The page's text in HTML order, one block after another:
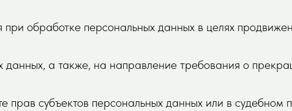
при обработке персональных данных в целях
данных, а также, на направление требования о
субъектов персональных данных или в судебном